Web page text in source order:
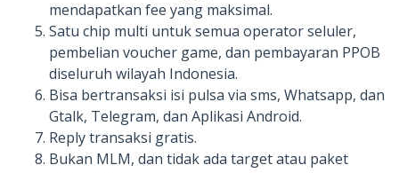
mendapatkan fee yang maksimal.
Satu chip multi untuk semua operator seluler,
pembelian voucher game, dan pembayaran PPOB
diseluruh wilayah Indonesia.
Bisa bertransaksi isi pulsa via sms, Whatsapp, dan
Gtalk, Telegram, dan Aplikasi Android.
Reply transaksi gratis.
Bukan MLM, dan tidak ada target atau paket